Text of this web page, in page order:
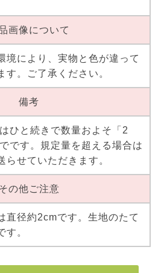
画像について
境により、実物と色が違って
す。ご了承ください。
備考
ひと続きで数量およそ「2
です。規定量を超える場合は
らせていただきます。
の他ご注意
直径約2cmです。生地のたて
す。